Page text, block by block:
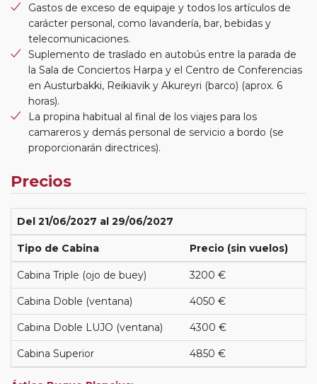
Gastos de exceso de equipaje y todos los artículos de
carácter personal, como lavandería, bar, bebidas y
telecomunicaciones.
Suplemento de traslado en autobús entre la parada de
la Sala de Conciertos Harpa y el Centro de Conferencias
en Austurbakki, Reikiavik y Akureyri (barco) (aprox. 6
horas).
La propina habitual al final de los viajes para los
camareros y demás personal de servicio a bordo (se
proporcionarán directrices).
Precios
Del 21/06/2027 al 29/06/2027
Tipo de Cabina Precio (sin vuelos)
Cabina Triple (ojo de buey) 3200 €
Cabina Doble (ventana) 4050 €
Cabina Doble LUJO (ventana) 4300 €
Cabina Superior 4850 €